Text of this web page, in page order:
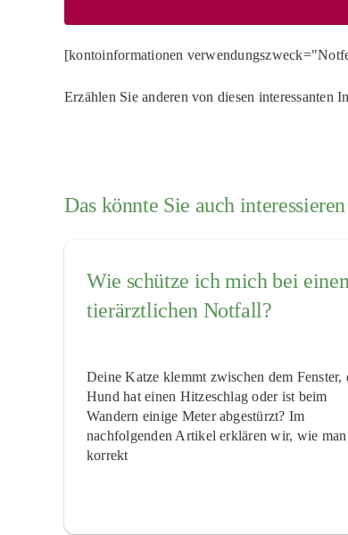
[kontoinformationen
Erzählen Sie anderen von diesen interessanten
Das könnte Sie auch interessieren
Wie schütze ich mich bei
tierärztlichen Notfall?
Deine Katze klemmt zwischen dem Fenster,
Hund hat einen Hitzeschlag oder ist beim
Wandern einige Meter abgestürzt? Im
nachfolgenden Artikel erklären wir, wie man
korrekt